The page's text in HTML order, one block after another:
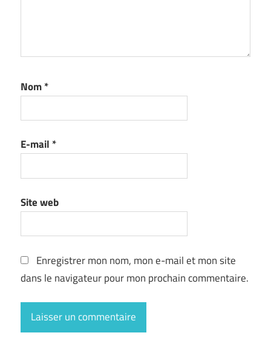
Nom*
E-mail *
Site web
Enregistrer mon nom, mon e-mail et mon site
dans le navigateur pour mon prochain commentaire.